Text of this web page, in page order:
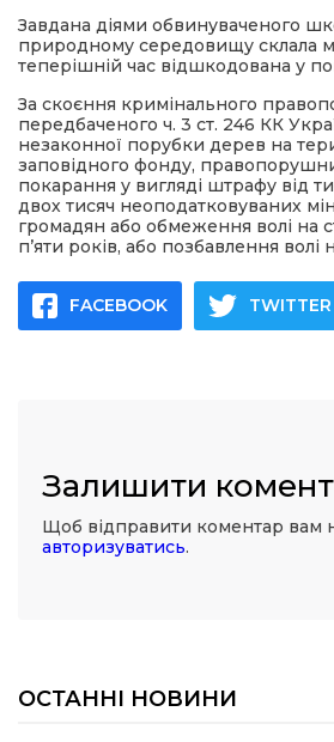
Завдана діями обвинуваченого
природному середовищу склала
теперішній час відшкодована у
За скоєння кримінального
передбаченого ч. 3 ст. 246 КК
незаконної порубки дерев на
заповідного фонду,
покарання у вигляді штрафу від
двох тисяч неоподатковуваних
громадян або обмеження волі на
п’яти років, або позбавлення волі
FACEBOOK TWITTER
Залишити
Щоб відправити коментар вам
авторизуватись.
ОСТАННІ НОВИНИ